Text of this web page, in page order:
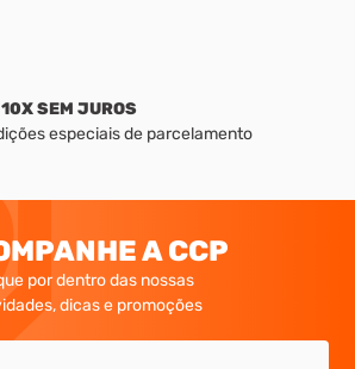
SEM JUROS
especiais de parcelamento
A CCP
por dentro das nossas
dicas e promoções